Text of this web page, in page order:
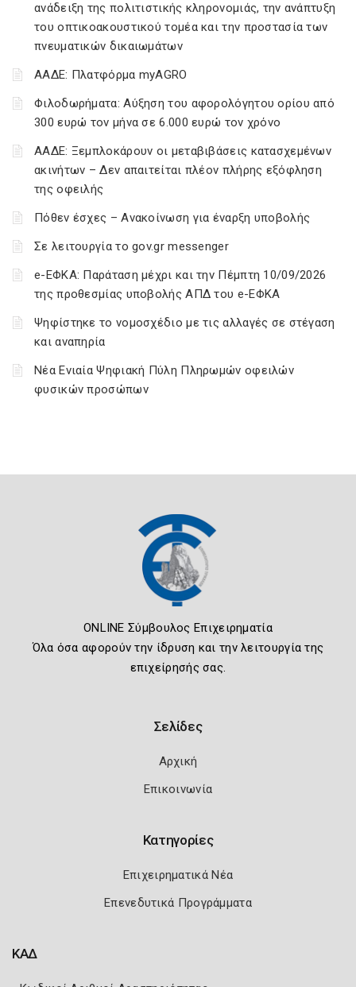
ανάδειξη της πολιτιστικής κληρονομιάς, την ανάπτυξη
του οπτικοακουστικού τομέα και την προστασία των
πνευματικών δικαιωμάτων
ΑΑΔΕ: Πλατφόρμα myAGRO
Φιλοδωρήματα: Αύξηση του αφορολόγητου ορίου από
300 ευρώ τον μήνα σε 6.000 ευρώ τον χρόνο
ΑΑΔΕ: Ξεμπλοκάρουν οι μεταβιβάσεις κατασχεμένων
ακινήτων – Δεν απαιτείται πλέον πλήρης εξόφληση
της οφειλής
Πόθεν έσχες – Ανακοίνωση για έναρξη υποβολής
Σε λειτουργία το gov.gr messenger
e-ΕΦΚΑ: Παράταση μέχρι και την Πέμπτη 10/09/2026
της προθεσμίας υποβολής ΑΠΔ του e-ΕΦΚΑ
Ψηφίστηκε το νομοσχέδιο με τις αλλαγές σε στέγαση
και αναπηρία
Νέα Ενιαία Ψηφιακή Πύλη Πληρωμών οφειλών
φυσικών προσώπων
ONLINE Σύμβουλος Επιχειρηματία
Όλα όσα αφορούν την ίδρυση και την λειτουργία της
επιχείρησής σας.
Σελίδες
Αρχική
Επικοινωνία
Κατηγορίες
Επιχειρηματικά Νέα
Επενεδυτικά Προγράμματα
ΚΑΔ